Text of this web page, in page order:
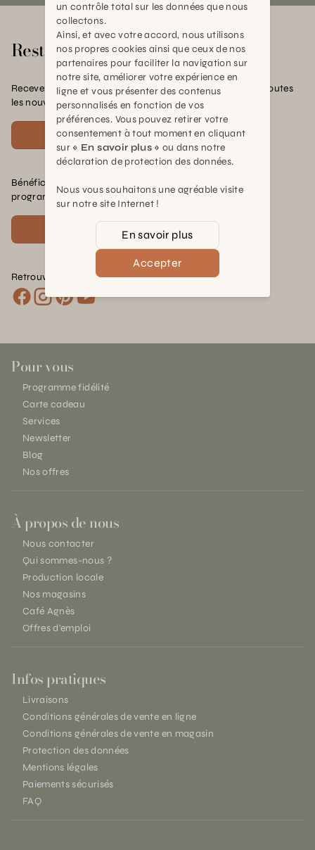
Rester en contact
Recevez nos offres exclusives, nos conseils pratiques et toutes
les nouvelles Schilliger
S'inscrire
Bénéficiez de nombreux avantages en rejoignant notre
programme de fidélité.
Retrouvez nous sur les réseaux :
Pour vous
Programme fidélité
Carte cadeau
Services
Newsletter
Blog
Nos offres
À propos de nous
Nous contacter
Qui sommes-nous ?
Production locale
Nos magasins
Café Agnès
Offres d'emploi
Infos pratiques
Livraisons
Conditions générales de vente en ligne
Conditions générales de vente en magasin
Protection des données
Mentions légales
Paiements sécurisés
FAQ
un contrôle total sur les données que nous
collectons.
Ainsi, et avec votre accord, nous utilisons
nos propres cookies ainsi que ceux de nos
partenaires pour faciliter la navigation sur
notre site, améliorer votre expérience en
ligne et vous présenter des contenus
personnalisés en fonction de vos
préférences. Vous pouvez retirer votre
consentement à tout moment en cliquant
sur « En savoir plus » ou dans notre
déclaration de protection des données.
Nous vous souhaitons une agréable visite
sur notre site Internet !
En savoir plus
Accepter